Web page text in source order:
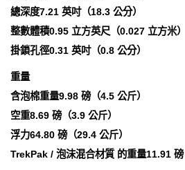
總深度7.21 英吋（18.3 公分）
整數體積0.95 立方英尺（0.027 立方米）
掛鎖孔徑0.31 英吋（0.8 公分）
重量
含泡棉重量9.98 磅（4.5 公斤）
空重8.69 磅（3.9 公斤）
浮力64.80 磅（29.4 公斤）
TrekPak / 泡沫混合材質 的重量11.91 磅